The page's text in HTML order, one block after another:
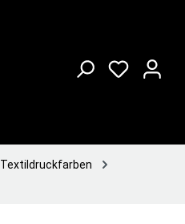
Textildruckfarben